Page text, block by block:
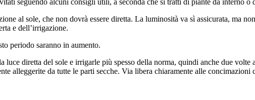
al sole, che non dovrà essere diretta. La luminosità va sì assicurata, ma
e dell’irrigazione.
periodo saranno in aumento.
luce diretta del sole e irrigarle più spesso della norma, quindi anche due
alleggerite da tutte le parti secche. Via libera chiaramente alle